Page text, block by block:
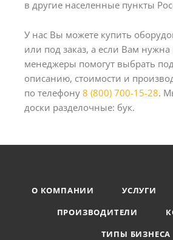
в другие населенные пункты
У нас Вы можете купить
или под заказ, а если Вам
менеджеры помогут выбрать
описанию, стоимости и
по телефону 8 (800) 700-15-28.
доски разделочные: бук.
О КОМПАНИИ УСЛУГИ
ПРОИЗВОДИТЕЛИ
ТИПЫ БИЗНЕСА